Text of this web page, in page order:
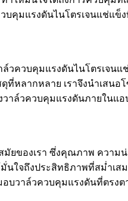
มแรงดันไนโตรเจนแช่แข็
ควบคุมแรงดันไนโตรเจน
หลากหลาย เราจึงนำเสน
ล์วควบคุมแรงดันภายในแ
ของเรา ซึ่งคุณภาพ ความ
ใจถึงประสิทธิภาพที่สม่ำเ
อบวาล์วควบคุมแรงดันที่ต